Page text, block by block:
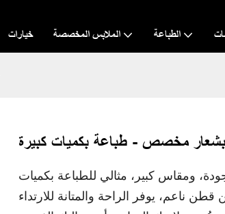
خيارات الملابس المخصصة الطباعة
مخصص - طباعة بكميات كبيرة
ومقاس كبير، مثالي للطباعة بكميات
ناعم، يوفر الراحة والمتانة للارتداء